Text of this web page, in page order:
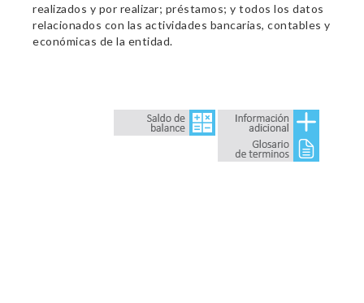
realizados y por realizar; préstamos; y todos los datos
relacionados con las actividades bancarias, contables y
económicas de la entidad.